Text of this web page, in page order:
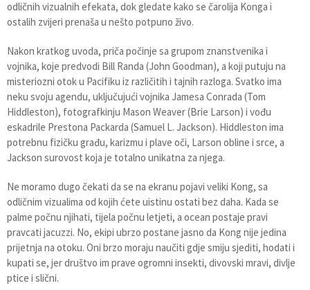
odličnih vizualnih efekata, dok gledate kako se čarolija Konga i
ostalih zvijeri prenaša u nešto potpuno živo.
Nakon kratkog uvoda, priča počinje sa grupom znanstvenika i
vojnika, koje predvodi Bill Randa (John Goodman), a koji putuju na
misteriozni otok u Pacifiku iz različitih i tajnih razloga. Svatko ima
neku svoju agendu, uključujući vojnika Jamesa Conrada (Tom
Hiddleston), fotografkinju Mason Weaver (Brie Larson) i vođu
eskadrile Prestona Packarda (Samuel L. Jackson). Hiddleston ima
potrebnu fizičku građu, karizmu i plave oči, Larson obline i srce, a
Jackson surovost koja je totalno unikatna za njega.
Ne moramo dugo čekati da se na ekranu pojavi veliki Kong, sa
odličnim vizualima od kojih ćete uistinu ostati bez daha. Kada se
palme počnu njihati, tijela počnu letjeti, a ocean postaje pravi
pravcati jacuzzi. No, ekipi ubrzo postane jasno da Kong nije jedina
prijetnja na otoku. Oni brzo moraju naučiti gdje smiju sjediti, hodati i
kupati se, jer društvo im prave ogromni insekti, divovski mravi, divlje
ptice i slični.